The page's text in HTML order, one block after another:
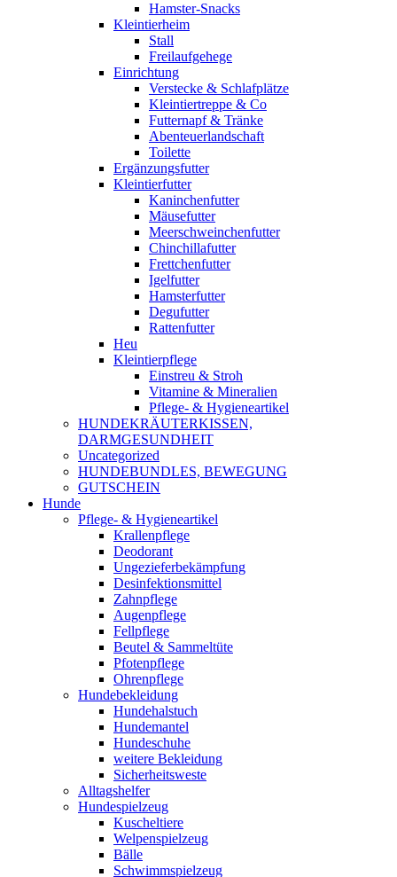
Hamster-Snacks
Kleintierheim
Stall
Freilaufgehege
Einrichtung
Verstecke & Schlafplätze
Kleintiertreppe & Co
Futternapf & Tränke
Abenteuerlandschaft
Toilette
Ergänzungsfutter
Kleintierfutter
Kaninchenfutter
Mäusefutter
Meerschweinchenfutter
Chinchillafutter
Frettchenfutter
Igelfutter
Hamsterfutter
Degufutter
Rattenfutter
Heu
Kleintierpflege
Einstreu & Stroh
Vitamine & Mineralien
Pflege- & Hygieneartikel
HUNDEKRÄUTERKISSEN,
DARMGESUNDHEIT
Uncategorized
HUNDEBUNDLES, BEWEGUNG
GUTSCHEIN
Hunde
Pflege- & Hygieneartikel
Krallenpflege
Deodorant
Ungezieferbekämpfung
Desinfektionsmittel
Zahnpflege
Augenpflege
Fellpflege
Beutel & Sammeltüte
Pfotenpflege
Ohrenpflege
Hundebekleidung
Hundehalstuch
Hundemantel
Hundeschuhe
weitere Bekleidung
Sicherheitsweste
Alltagshelfer
Hundespielzeug
Kuscheltiere
Welpenspielzeug
Bälle
Schwimmspielzeug